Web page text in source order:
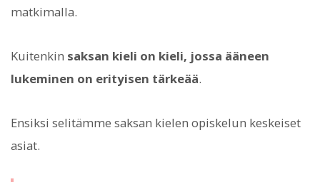
matkimalla.
Kuitenkin saksan kieli on kieli, jossa ääneen
lukeminen on erityisen tärkeää.
Ensiksi selitämme saksan kielen opiskelun keskeiset
asiat.